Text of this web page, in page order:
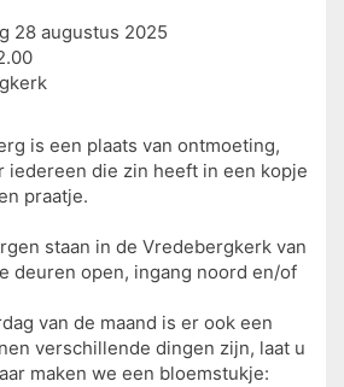
28 augustus 2025
is een plaats van ontmoeting,
iedereen die zin heeft in een kopje
praatje.
staan in de Vredebergkerk van
deuren open, ingang noord en/of
van de maand is er ook een
verschillende dingen zijn, laat u
maken we een bloemstukje: